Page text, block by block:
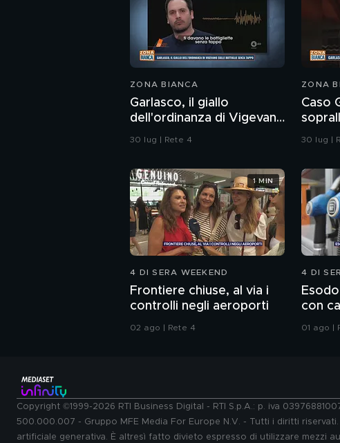
ZONA BIANCA
Garlasco, il giallo
dell'ordinanza di Vigevano
sulle bottiglie senza
30 lug | Rete 4
ZONA
Caso
30 lug |
4 DI SERA WEEKEND
Frontiere chiuse, al via i
controlli negli aeroporti
02 ago | Rete 4
1 MIN
4 DI
con
01 ago |
Copyright ©1999-2026 RTI Business Digital - RTI S.p.A.: p. iva
500.000.007 - Gruppo MFE Media For Europe N.V. - Tutti i diritti
artificiale generativa. È altresì fatto divieto espresso di utilizzare mezzi